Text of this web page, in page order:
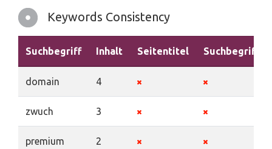
Keywords Consistency
Suchbegriff Inhalt Seitentitel Suchbegriffe
domain 4
zwuch 3
premium 2